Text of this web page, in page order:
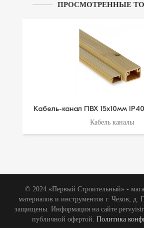
ПРОСМОТРЕННЫЕ
Кабель-канал ПВХ 15х10мм
Кабель каналы
© 2024 «Первый Строительный» -
материалов и инструментов г. Чехов, д.
защищены. Информация на сайте
публичной офертой. Политика